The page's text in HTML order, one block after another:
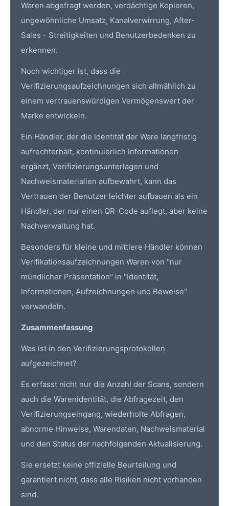
Waren abgefragt werden, verdächtige Kopieren,
ungewöhnliche Umsatz, Kanalverwirrung, After-
Sales - Streitigkeiten und Benutzerbedenken zu
erkennen.
Noch wichtiger ist, dass die
Verifizierungsaufzeichnungen sich allmählich zu
einem vertrauenswürdigen Vermögenswert der
Marke entwickeln.
Ein Händler, der die Identität der Ware langfristig
aufrechterhält, kontinuierlich Informationen
ergänzt, Verifizierungsunterlagen und
Nachweismaterialien aufbewahrt, kann das
Vertrauen der Benutzer leichter aufbauen als ein
Händler, der nur einen QR-Code auflegt, aber keine
Nachverwaltung hat.
Besonders für kleine und mittlere Händler können
Verifikationsaufzeichnungen Waren von "nur
mündlicher Präsentation" in "Identität,
Informationen, Aufzeichnungen und Beweise"
verwandeln.
Zusammenfassung
Was ist in den Verifizierungsprotokollen
aufgezeichnet?
Es erfasst nicht nur die Anzahl der Scans, sondern
auch die Warenidentität, die Abfragezeit, den
Verifizierungseingang, wiederholte Abfragen,
abnorme Hinweise, Warendaten, Nachweismaterial
und den Status der nachfolgenden Aktualisierung.
Sie ersetzt keine offizielle Beurteilung und
garantiert nicht, dass alle Risiken nicht vorhanden
sind.